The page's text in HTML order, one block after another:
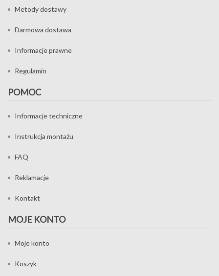
Metody dostawy
Darmowa dostawa
Informacje prawne
Regulamin
POMOC
Informacje techniczne
Instrukcja montażu
FAQ
Reklamacje
Kontakt
MOJE KONTO
Moje konto
Koszyk